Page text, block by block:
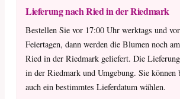
Lieferung nach Ried in der Riedmark
Bestellen Sie vor 17:00 Uhr werktags und
Feiertagen, dann werden die Blumen noch
Ried in der Riedmark geliefert. Die
in der Riedmark und Umgebung. Sie können
auch ein bestimmtes Lieferdatum wählen.